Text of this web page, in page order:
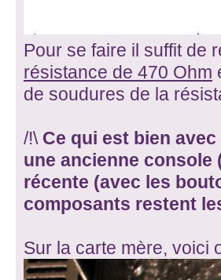
Pour se faire il suffit de
résistance de 470 Ohm
de soudures de la
/!\ Ce qui est bien
une ancienne console
récente (avec les
composants restent
Sur la carte mère, voici